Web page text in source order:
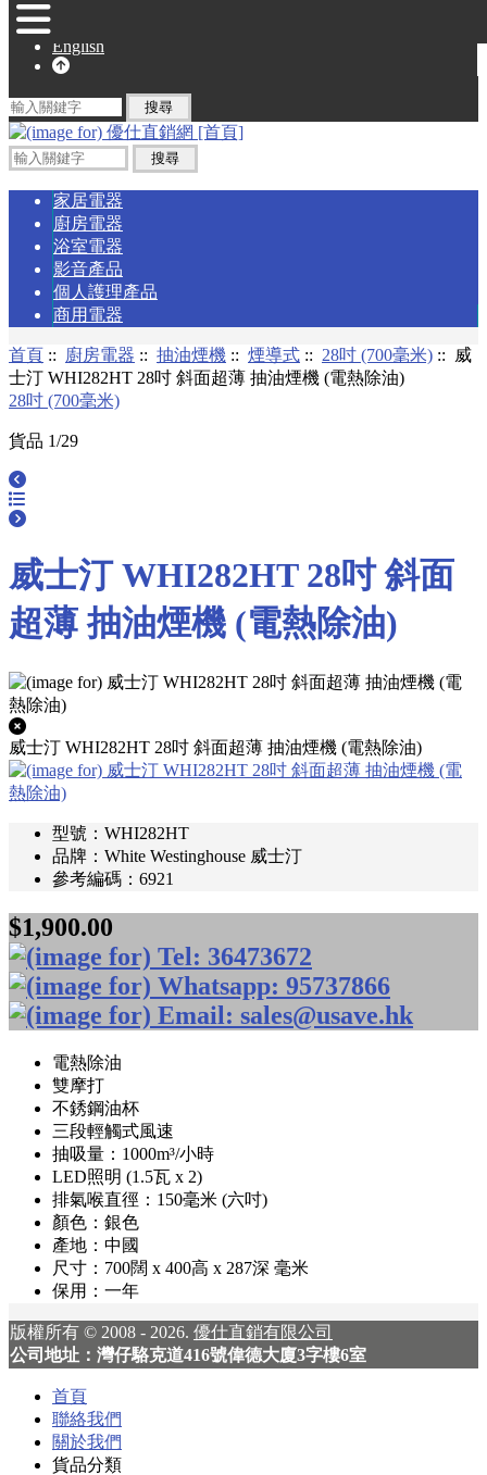
English
家居電器
廚房電器
浴室電器
影音產品
個人護理產品
商用電器
首頁 :: 廚房電器 :: 抽油煙機 :: 煙導式 :: 28吋 (700毫米) :: 威
士汀 WHI282HT 28吋 斜面超薄 抽油煙機 (電熱除油)
28吋 (700毫米)
貨品 1/29
威士汀 WHI282HT 28吋 斜面
超薄 抽油煙機 (電熱除油)
威士汀 WHI282HT 28吋 斜面超薄 抽油煙機 (電熱除油)
型號：WHI282HT
品牌：White Westinghouse 威士汀
參考編碼：6921
$1,900.00
電熱除油
雙摩打
不銹鋼油杯
三段輕觸式風速
抽吸量：1000m³/小時
LED照明 (1.5瓦 x 2)
排氣喉直徑：150毫米 (六吋)
顏色：銀色
產地：中國
尺寸：700闊 x 400高 x 287深 毫米
保用：一年
版權所有 © 2008 - 2026. 優仕直銷有限公司
公司地址：灣仔駱克道416號偉德大廈3字樓6室
首頁
聯絡我們
關於我們
貨品分類